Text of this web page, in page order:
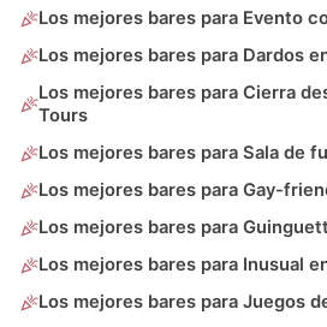
Los mejores bares para Evento
Los mejores bares para Dardos
Los mejores bares para Cierra
Tours
Los mejores bares para Sala de
Los mejores bares para Gay-
Los mejores bares para
Los mejores bares para Inusual
Los mejores bares para Juegos